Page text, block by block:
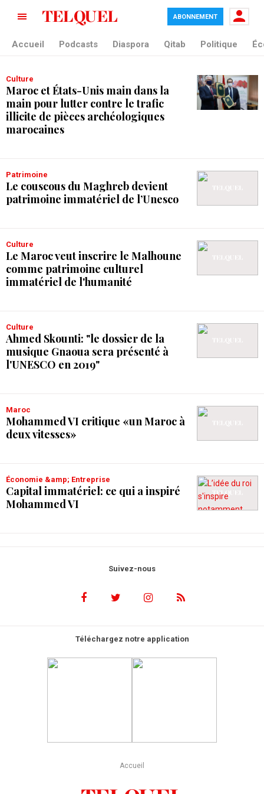
tag blade
ABONNEMENT
Accueil Podcasts Diaspora Qitab Politique
Culture
Maroc et États-Unis main dans la
main pour lutter contre le trafic
illicite de pièces archéologiques
marocaines
Patrimoine
Le couscous du Maghreb devient
patrimoine immatériel de l’Unesco
Culture
Le Maroc veut inscrire le Malhoune
comme patrimoine culturel
immatériel de l'humanité
Culture
Ahmed Skounti: "le dossier de la
musique Gnaoua sera présenté à
l'UNESCO en 2019"
Maroc
Mohammed VI critique «un Maroc à
deux vitesses»
Économie &amp; Entreprise
Capital immatériel: ce qui a inspiré
Mohammed VI
Suivez-nous
Téléchargez notre application
Accueil